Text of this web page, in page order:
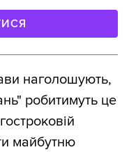
наголошують,
робитимуть це
майбутню